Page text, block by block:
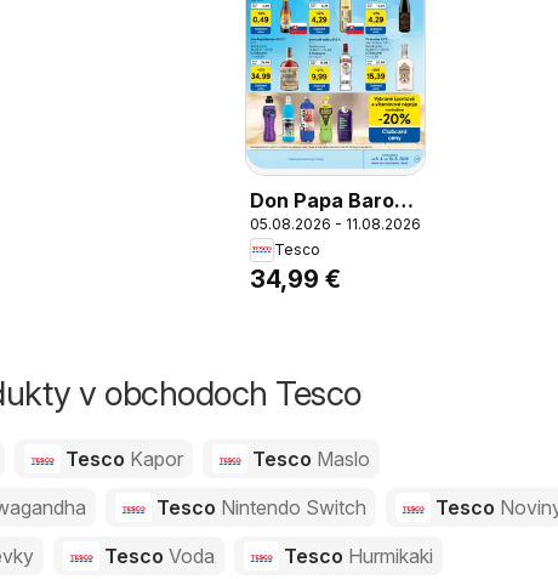
Don Papa Baroko
40 %**, Rum, 0,7
l
05.08.2026 - 11.08.2026
Tesco
34,99 €
v obchodoch Tesco
Tesco Kapor Tesco Maslo
Tesco Nintendo Switch Tesco
Tesco Voda Tesco Hurmikaki